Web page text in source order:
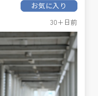
お気に入り
30+日前